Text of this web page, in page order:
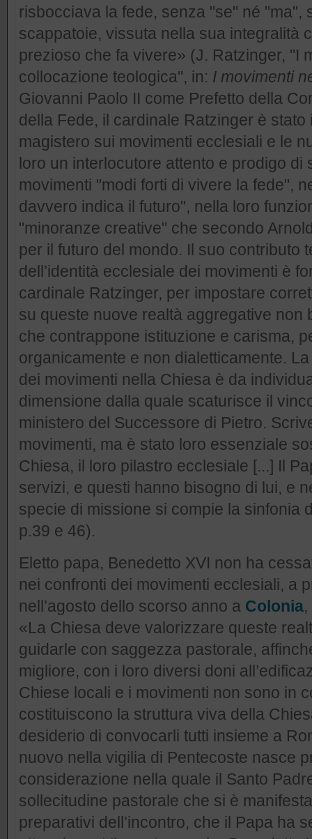
risbocciava la fede, senza "se" né "ma",
scappatoie, vissuta nella sua integralità
prezioso che fa vivere» (J. Ratzinger, "I
collocazione teologica", in: I movimenti
Giovanni Paolo II come Prefetto della
della Fede, il cardinale Ratzinger è
magistero sui movimenti ecclesiali e le
loro un interlocutore attento e prodigo di
movimenti "modi forti di vivere la fede",
davvero indica il futuro", nella loro
"minoranze creative" che secondo
per il futuro del mondo. Il suo contributo
dell’identità ecclesiale dei movimenti è
cardinale Ratzinger, per impostare
su queste nuove realtà aggregative non
che contrappone istituzione e carisma,
organicamente e non dialetticamente.
dei movimenti nella Chiesa è da
dimensione dalla quale scaturisce il
ministero del Successore di Pietro.
movimenti, ma è stato loro essenziale
Chiesa, il loro pilastro ecclesiale [...] Il
servizi, e questi hanno bisogno di lui, e
specie di missione si compie la sinfonia
p.39 e 46).
Eletto papa, Benedetto XVI non ha
nei confronti dei movimenti ecclesiali, a
nell’agosto dello scorso anno a Colonia
«La Chiesa deve valorizzare queste
guidarle con saggezza pastorale,
migliore, con i loro diversi doni
Chiese locali e i movimenti non sono in
costituiscono la struttura viva della
desiderio di convocarli tutti insieme a
nuovo nella vigilia di Pentecoste nasce
considerazione nella quale il Santo
sollecitudine pastorale che si è
preparativi dell’incontro, che il Papa ha